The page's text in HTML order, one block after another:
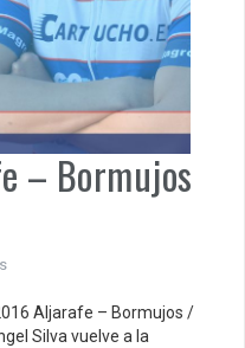
– Bormujos
Aljarafe – Bormujos /
Silva vuelve a la